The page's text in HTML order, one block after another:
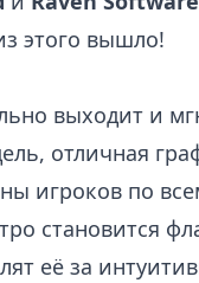
этого вышло!
выходит и
отличная
игроков по
становится
её за